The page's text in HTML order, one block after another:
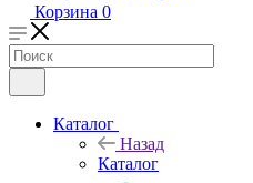
Корзина 0
Каталог
Назад
Каталог